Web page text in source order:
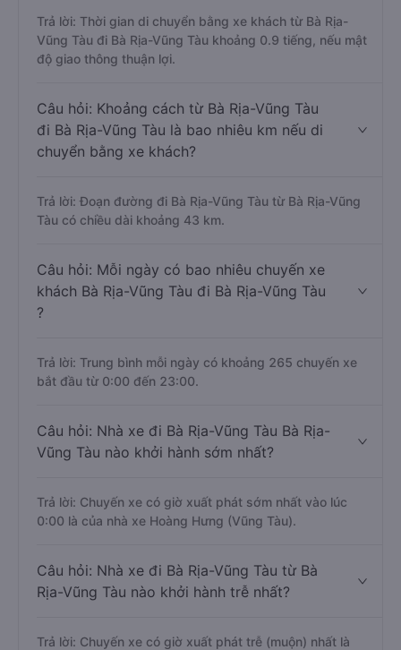
Trả lời: Thời gian di chuyển bằng xe khách từ Bà Rịa-
Vũng Tàu đi Bà Rịa-Vũng Tàu khoảng 0.9 tiếng, nếu mật
độ giao thông thuận lợi.
Câu hỏi: Khoảng cách từ Bà Rịa-Vũng Tàu
đi Bà Rịa-Vũng Tàu là bao nhiêu km nếu di
chuyển bằng xe khách?
Trả lời: Đoạn đường đi Bà Rịa-Vũng Tàu từ Bà Rịa-Vũng
Tàu có chiều dài khoảng 43 km.
Câu hỏi: Mỗi ngày có bao nhiêu chuyến xe
khách Bà Rịa-Vũng Tàu đi Bà Rịa-Vũng Tàu
?
Trả lời: Trung bình mỗi ngày có khoảng 265 chuyến xe
bắt đầu từ 0:00 đến 23:00.
Câu hỏi: Nhà xe đi Bà Rịa-Vũng Tàu Bà Rịa-
Vũng Tàu nào khởi hành sớm nhất?
Trả lời: Chuyến xe có giờ xuất phát sớm nhất vào lúc
0:00 là của nhà xe Hoàng Hưng (Vũng Tàu).
Câu hỏi: Nhà xe đi Bà Rịa-Vũng Tàu từ Bà
Rịa-Vũng Tàu nào khởi hành trễ nhất?
Trả lời: Chuyến xe có giờ xuất phát trễ (muộn) nhất là